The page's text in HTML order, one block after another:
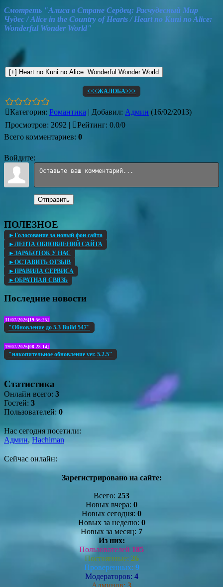
Смотреть "Алиса в Стране Сердец: Расчудесный Мир
Чудес / Alice in the Country of Hearts / Heart no Kuni no Alice:
Wonderful Wonder World"
<<<ЖАЛОБА>>>
Категория: Романтика | Добавил: Админ (16/02/2013)
Просмотров: 2092 | Рейтинг: 0.0/0
Всего комментариев: 0
Войдите:
Отправить
ПОЛЕЗНОЕ
►Голосование за новый фон сайта
►ЛЕНТА ОБНОВЛЕНИЙ САЙТА
►ЗАРАБОТОК У НАС
►ОСТАВИТЬ ОТЗЫВ
►ПРАВИЛА СЕРВИСА
►ОБРАТНАЯ СВЯЗЬ
Последние новости
31/07/2026[19:56:25]
"Обновление до 5.3 Build 547"
19/07/2026[08:28:14]
"накопительное обновление ver. 5.2.5"
Статистика
Онлайн всего: 3
Гостей: 3
Пользователей: 0
Нас сегодня посетили:
Админ,Hachiman
Сейчас онлайн:
Зарегистрировано на сайте:
Всего: 253
Новых вчера: 0
Новых сегодня: 0
Новых за неделю: 0
Новых за месяц: 7
Из них:
Пользователей 185
Постоянные: 26
Проверенных: 9
Модераторов: 4
Админов: 3